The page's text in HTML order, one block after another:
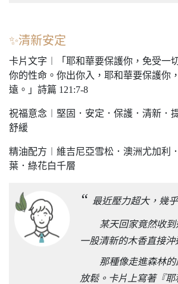
✨清新安定
卡片文字︱「耶和華要保護你，免受一
你的性命。你出你入，耶和華要保護你
遠。」詩篇 121:7-8
祝福意念︱堅固．安定．保護．清新．
舒緩
精油配方︱維吉尼亞雪松．澳洲尤加利
葉．綠花白千層
“ 最近壓力超大，幾
某天回家竟然收
一股清新的木香直接沖
那種像走進森林
放鬆。卡片上寫著『耶